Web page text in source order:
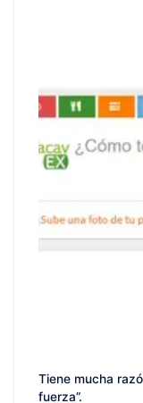
Tiene mucha
fuerza”.